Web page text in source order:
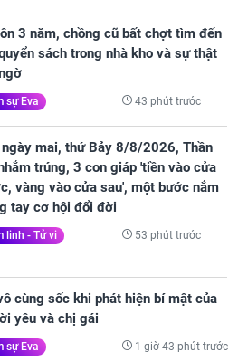
3 năm, chồng cũ bất chợt tìm đến
sách trong nhà kho và sự thật
sự Eva 43 phút trước
ngày mai, thứ Bảy 8/8/2026, Thần
trúng, 3 con giáp 'tiền vào cửa
vàng vào cửa sau', một bước nắm
tay cơ hội đổi đời
linh - Tử vi 53 phút trước
cùng sốc khi phát hiện bí mật của
yêu và chị gái
sự Eva 1 giờ 43 phút trước